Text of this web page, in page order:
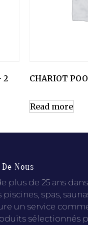
2
CHARIOT
Read more
Nous
plus de 25 ans
spas,
un service
sélectionnés